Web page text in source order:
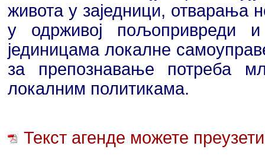
живота у заједници, отварања
у одрживој пољопривреди
јединицама локалне
за препознавање потреба
локалним политикама.
Текст агенде можете